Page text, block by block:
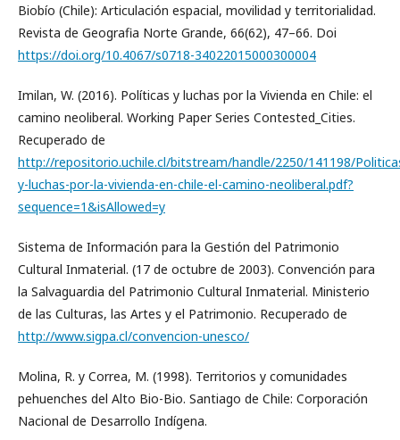
Biobío (Chile): Articulación espacial, movilidad y territorialidad.
Revista de Geografia Norte Grande, 66(62), 47–66. Doi
https://doi.org/10.4067/s0718-34022015000300004
Imilan, W. (2016). Políticas y luchas por la Vivienda en Chile: el
camino neoliberal. Working Paper Series Contested_Cities.
Recuperado de
http://repositorio.uchile.cl/bitstream/handle/2250/141198/
y-luchas-por-la-vivienda-en-chile-el-camino-neoliberal.pdf?
sequence=1&isAllowed=y
Sistema de Información para la Gestión del Patrimonio
Cultural Inmaterial. (17 de octubre de 2003). Convención para
la Salvaguardia del Patrimonio Cultural Inmaterial. Ministerio
de las Culturas, las Artes y el Patrimonio. Recuperado de
http://www.sigpa.cl/convencion-unesco/
Molina, R. y Correa, M. (1998). Territorios y comunidades
pehuenches del Alto Bio-Bio. Santiago de Chile: Corporación
Nacional de Desarrollo Indígena.